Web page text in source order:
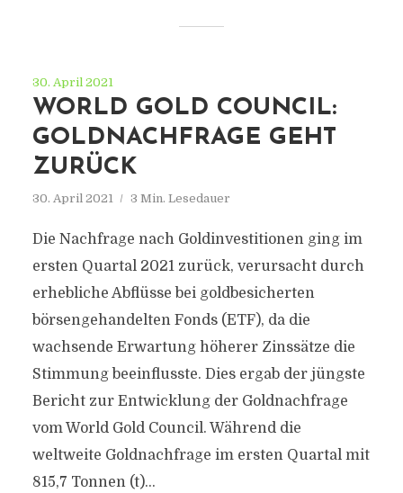
30. April 2021
WORLD GOLD COUNCIL:
GOLDNACHFRAGE GEHT
ZURÜCK
30. April 2021 3 Min. Lesedauer
Die Nachfrage nach Goldinvestitionen ging im
ersten Quartal 2021 zurück, verursacht durch
erhebliche Abflüsse bei goldbesicherten
börsengehandelten Fonds (ETF), da die
wachsende Erwartung höherer Zinssätze die
Stimmung beeinflusste. Dies ergab der jüngste
Bericht zur Entwicklung der Goldnachfrage
vom World Gold Council. Während die
weltweite Goldnachfrage im ersten Quartal mit
815,7 Tonnen (t)...